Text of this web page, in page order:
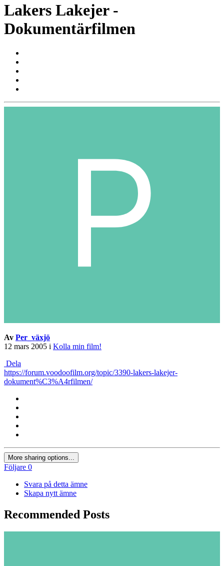
Lakers Lakejer -
Dokumentärfilmen
Av Per_växjö
12 mars 2005 i Kolla min film!
Dela
https://forum.voodoofilm.org/topic/3390-lakers-lakejer-
dokument%C3%A4rfilmen/
More sharing options...
Följare 0
Svara på detta ämne
Skapa nytt ämne
Recommended Posts